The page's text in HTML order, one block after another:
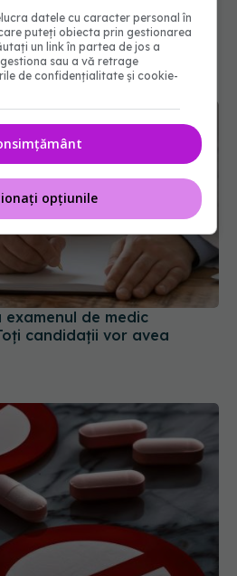
de medic
candidații vor avea
datele cu caracter personal în
puteți obiecta prin gestionarea
un link în partea de jos a
sau a vă retrage
de confidențialitate și cookie-
opțiunile